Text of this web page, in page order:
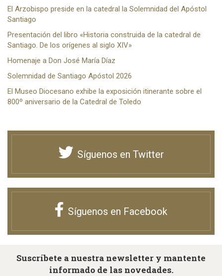
El Arzobispo preside en la catedral la Solemnidad del Apóstol
Santiago
Presentación del libro «Historia construida de la catedral de
Santiago. De los orígenes al siglo XIV»
Homenaje a Don José María Díaz
Solemnidad de Santiago Apóstol 2026
El Museo Diocesano exhibe la exposición itinerante sobre el
800º aniversario de la Catedral de Toledo
Síguenos en Twitter
Síguenos en Facebook
Suscríbete a nuestra newsletter y mantente
informado de las novedades.